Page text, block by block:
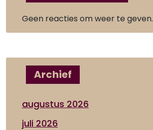
Geen reacties om weer te geven.
Archief
augustus 2026
juli 2026